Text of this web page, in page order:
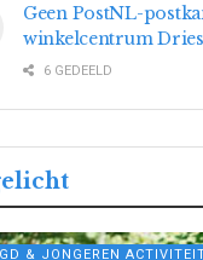
Geen PostNL-
winkelcentrum
6 GEDEELD
& JONGEREN